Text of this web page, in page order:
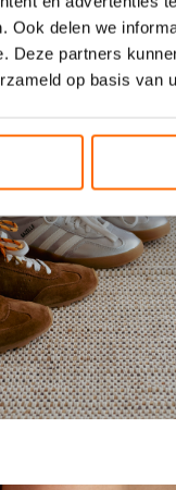
Ook delen we
Deze partners
op basis van